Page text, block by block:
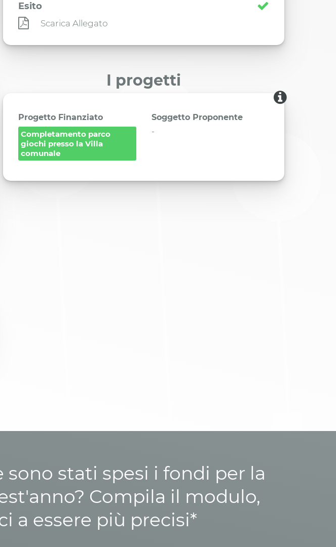
Esito
Scarica Allegato
I progetti
Progetto Finanziato
Soggetto Proponente
Completamento parco
giochi presso la Villa
comunale
-
stati spesi i fondi per la
Compila il modulo,
a essere più precisi*